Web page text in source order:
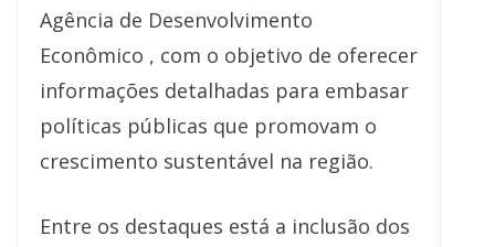
Agência de Desenvolvimento
Econômico , com o objetivo de oferecer
informações detalhadas para embasar
políticas públicas que promovam o
crescimento sustentável na região.
Entre os destaques está a inclusão dos